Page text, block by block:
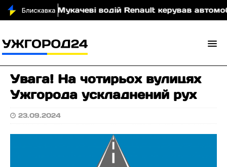
У Мукачеві водій Renault керував
Увага! На чотирьох вулицях
Ужгорода ускладнений рух
23.09.2024